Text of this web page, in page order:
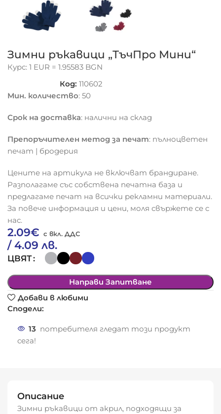
Зимни ръкавици „ТъчПро Мини“
Курс: 1 EUR = 1.95583 BGN
Код:110602
Мин. количество: 50
Срок на доставка: налични на склад
Препоръчителен метод за печат: пълноцветен
печат | бродерия
Цените на артикула не включват брандиране.
Разполагаме със собствена печатна база и
предлагаме печат на всички рекламни материали.
За повече информация и цени, моля свържете се с
нас.
2.09€
/ 4.09 лв.
ЦВЯТ
Направи Запитване
Добави в любими
Сподели:
13 потребителя гледат този продукт
сега!
Описание
Зимни ръкавици от акрил, подходящи за